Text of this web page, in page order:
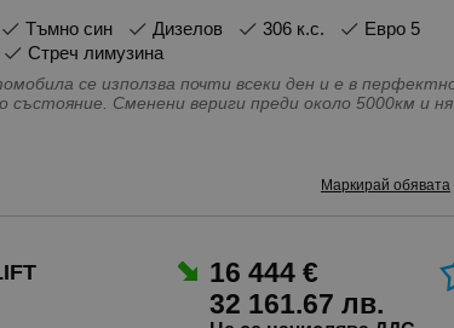
Tъмно син Дизелов 306 к.с.
Евро 5
Стреч лимузина
се използва почти всеки ден и е в
състояние. Сменени вериги преди около 5000км и
се провери в желан от вас сервиз. За повече
телефон.
\ handsfree система, GPS система за
система, Безключово палене ,
Ел. регулиране на седалките, Каско,
на налягането на гумите, Ксенонови фарове, Лети
волан, Навигация, Парктроник, Система ISOFIX,
Система за защита от пробуксуване, Система за
Маркирай обявата
16 444 €
32 161.67 лв.